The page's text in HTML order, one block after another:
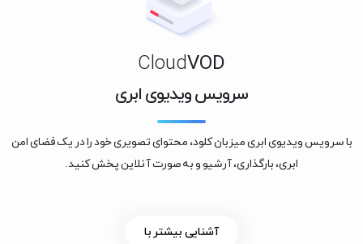
CloudVOD
سرویس ویدیوی ابری
با سرویس ویدیوی ابری میزبان کلود، محتوای تصویری خود را در یک فضای امن
ابری، بارگذاری، آرشیو و به صورت آنلاین پخش کنید.
آشنایی بیشتر با